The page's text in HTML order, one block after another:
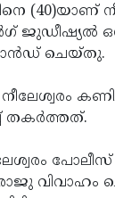
(40)യാണ്
ചെയ്തു.
തകര്‍ത്തത്.
പോലീസ്
വിവാഹം